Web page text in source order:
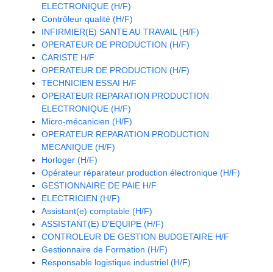
ELECTRONIQUE (H/F)
Contrôleur qualité (H/F)
INFIRMIER(E) SANTE AU TRAVAIL (H/F)
OPERATEUR DE PRODUCTION (H/F)
CARISTE H/F
OPERATEUR DE PRODUCTION (H/F)
TECHNICIEN ESSAI H/F
OPERATEUR REPARATION PRODUCTION
ELECTRONIQUE (H/F)
Micro-mécanicien (H/F)
OPERATEUR REPARATION PRODUCTION
MECANIQUE (H/F)
Horloger (H/F)
Opérateur réparateur production électronique (H/F)
GESTIONNAIRE DE PAIE H/F
ELECTRICIEN (H/F)
Assistant(e) comptable (H/F)
ASSISTANT(E) D'EQUIPE (H/F)
CONTROLEUR DE GESTION BUDGETAIRE H/F
Gestionnaire de Formation (H/F)
Responsable logistique industriel (H/F)